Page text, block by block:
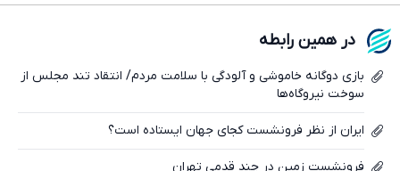
در همین رابطه
بازی دوگانه خاموشی و آلودگی با سلامت مردم/ انتقاد تند مجلس از
سوخت نیروگاه‌ها
ایران از نظر فرونشست کجای جهان ایستاده است؟
فرونشست زمین در چند قدمی تهران